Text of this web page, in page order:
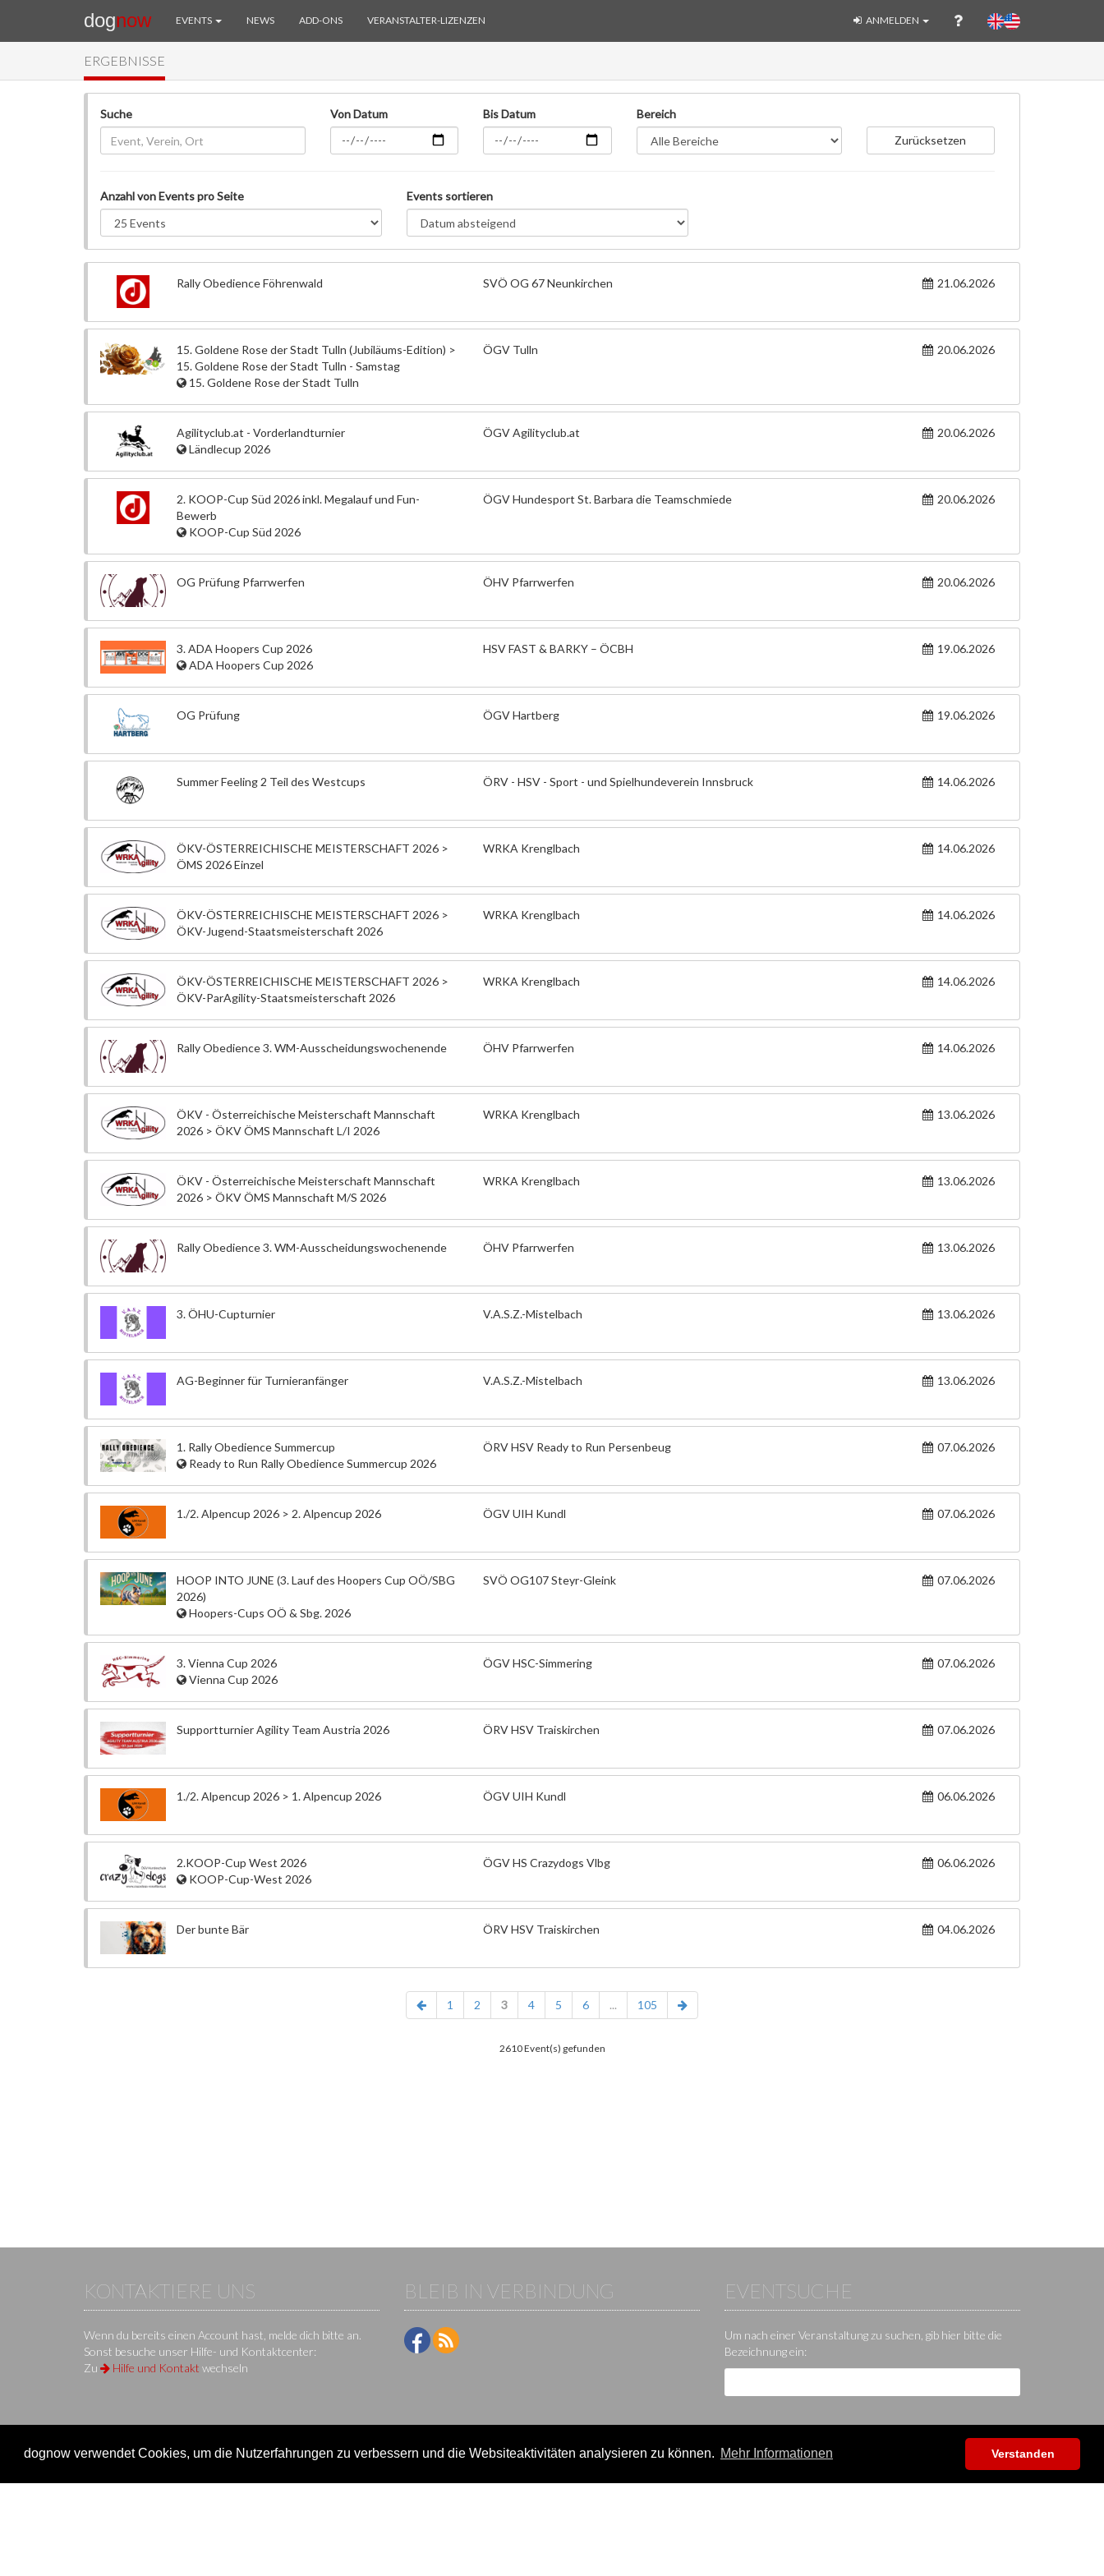
dognow verwendet Cookies, um die Nutzerfahrungen zu verbessern und die Websiteaktivitäten analysieren zu können. Mehr Informationen Verstanden
dognow EVENTS NEWS ADD-ONS VERANSTALTER-LIZENZEN ANMELDEN
ERGEBNISSE
Suche Von Datum Bis Datum
Bereich
Zurücksetzen
Anzahl von Events pro Seite Events sortieren
Rally Obedience Föhrenwald SVÖ OG 67 Neunkirchen 21.06.2026
15. Goldene Rose der Stadt Tulln (Jubiläums-Edition) >
15. Goldene Rose der Stadt Tulln - Samstag
15. Goldene Rose der Stadt Tulln
ÖGV Tulln 20.06.2026
Agilityclub.at - Vorderlandturnier
Ländlecup 2026
ÖGV Agilityclub.at 20.06.2026
2. KOOP-Cup Süd 2026 inkl. Megalauf und Fun-
Bewerb
KOOP-Cup Süd 2026
ÖGV Hundesport St. Barbara die Teamschmiede 20.06.2026
OG Prüfung Pfarrwerfen ÖHV Pfarrwerfen 20.06.2026
3. ADA Hoopers Cup 2026
ADA Hoopers Cup 2026
HSV FAST & BARKY – ÖCBH 19.06.2026
OG Prüfung ÖGV Hartberg 19.06.2026
Summer Feeling 2 Teil des Westcups ÖRV - HSV - Sport - und Spielhundeverein Innsbruck 14.06.2026
ÖKV-ÖSTERREICHISCHE MEISTERSCHAFT 2026 >
ÖMS 2026 Einzel
WRKA Krenglbach 14.06.2026
ÖKV-ÖSTERREICHISCHE MEISTERSCHAFT 2026 >
ÖKV-Jugend-Staatsmeisterschaft 2026
WRKA Krenglbach 14.06.2026
ÖKV-ÖSTERREICHISCHE MEISTERSCHAFT 2026 >
ÖKV-ParAgility-Staatsmeisterschaft 2026
WRKA Krenglbach 14.06.2026
Rally Obedience 3. WM-Ausscheidungswochenende ÖHV Pfarrwerfen 14.06.2026
ÖKV - Österreichische Meisterschaft Mannschaft
2026 > ÖKV ÖMS Mannschaft L/I 2026
WRKA Krenglbach 13.06.2026
ÖKV - Österreichische Meisterschaft Mannschaft
2026 > ÖKV ÖMS Mannschaft M/S 2026
WRKA Krenglbach 13.06.2026
Rally Obedience 3. WM-Ausscheidungswochenende ÖHV Pfarrwerfen 13.06.2026
3. ÖHU-Cupturnier V.A.S.Z.-Mistelbach 13.06.2026
AG-Beginner für Turnieranfänger V.A.S.Z.-Mistelbach 13.06.2026
1. Rally Obedience Summercup
Ready to Run Rally Obedience Summercup 2026
ÖRV HSV Ready to Run Persenbeug 07.06.2026
1./2. Alpencup 2026 > 2. Alpencup 2026 ÖGV UIH Kundl 07.06.2026
HOOP INTO JUNE (3. Lauf des Hoopers Cup OÖ/SBG
2026)
Hoopers-Cups OÖ & Sbg. 2026
SVÖ OG107 Steyr-Gleink 07.06.2026
3. Vienna Cup 2026
Vienna Cup 2026
ÖGV HSC-Simmering 07.06.2026
Supportturnier Agility Team Austria 2026 ÖRV HSV Traiskirchen 07.06.2026
1./2. Alpencup 2026 > 1. Alpencup 2026 ÖGV UIH Kundl 06.06.2026
2.KOOP-Cup West 2026
KOOP-Cup-West 2026
ÖGV HS Crazydogs Vlbg 06.06.2026
Der bunte Bär ÖRV HSV Traiskirchen 04.06.2026
1 2 3 4 5 6 ... 105
2610 Event(s) gefunden
KONTAKTIERE UNS
Wenn du bereits einen Account hast, melde dich bitte an.
Sonst besuche unser Hilfe- und Kontaktcenter:
Zu
Hilfe und Kontakt wechseln
BLEIB IN VERBINDUNG EVENTSUCHE
Um nach einer Veranstaltung zu suchen, gib hier bitte die
Bezeichnung ein: